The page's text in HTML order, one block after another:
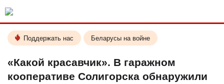
Поддержать нас Беларусы на войне
«Какой красавчик». В гаражном
кооперативе Солигорска обнаружили